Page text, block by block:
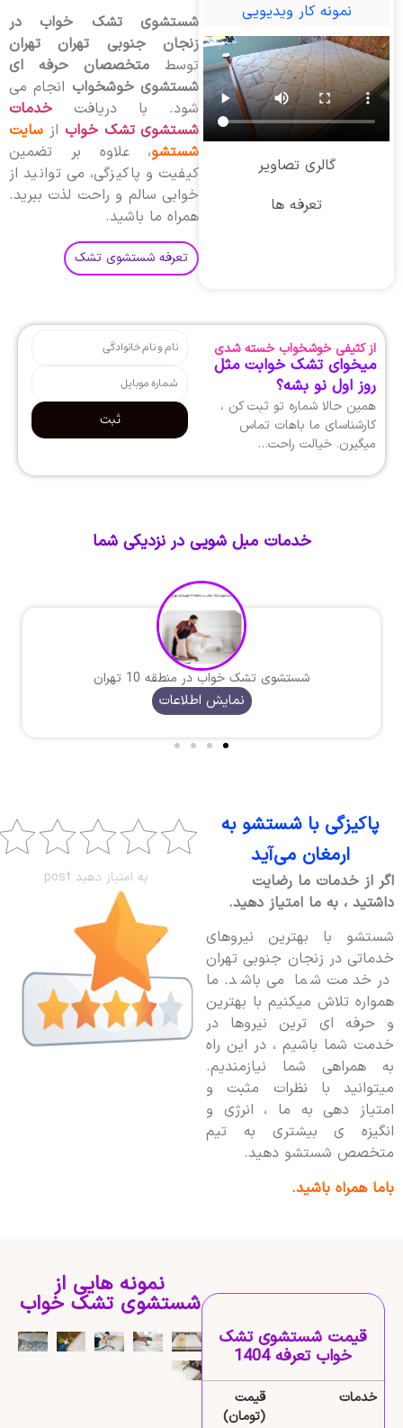
شستشوی تشک خواب در
زنجان جنوبی تهران تهران
توسط
متخصصان حرفه ای
شستشوی خوشخوابانجام می
شود. با دریافت
خدمات
شستشوی تشک خواباز سایت
شستشو، علاوه بر تضمین
کیفیت و پاکیزگی، می توانید از
خوابی سالم و راحت لذت ببرید.
همراه ما باشید.
تعرفه شستشوی تشک
نمونه کار ویدیویی
گالری تصاویر
تعرفه ها
از کثیفی خوشخواب خسته شدی
میخوای تشک خوابت مثل
روز اول نو بشه؟
همین حالا شماره تو ثبت کن ،
کارشناسای ما باهات تماس
میگیرن. خیالت راحت…
ثبت
خدمات مبل شویی در نزدیکی شما
شستشوی تشک خواب در منطقه 10 تهران
نمایش اطلاعات
پاکیزگی با شستشو به
ارمغان می‌آید
اگر از خدمات ما رضایت
داشتید ، به ما امتیاز دهید.
شستشو با بهترین نیروهای
خدماتی در زنجان جنوبی تهران
در خدمت شما می باشد. ما
همواره تلاش میکنیم با بهترین
و حرفه ای ترین نیروها در
خدمت شما باشیم ، در این راه
به همراهی شما نیازمندیم.
میتوانید با نظرات مثبت و
امتیاز دهی به ما ، انرژی و
انگیزه ی بیشتری به تیم
متخصص شستشو دهید.
باما همراه باشید.
به امتیاز دهید post
قیمت شستشوی تشک
خواب تعرفه 1404
خدمات
قیمت
(تومان)
نمونه هایی از
شستشوی تشک خواب